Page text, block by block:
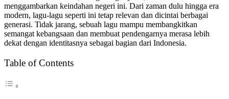
menggambarkan keindahan negeri ini. Dari zaman dulu hingga era
modern, lagu-lagu seperti ini tetap relevan dan dicintai berbagai
generasi. Tidak jarang, sebuah lagu mampu membangkitkan
semangat kebangsaan dan membuat pendengarnya merasa lebih
dekat dengan identitasnya sebagai bagian dari Indonesia.
Table of Contents